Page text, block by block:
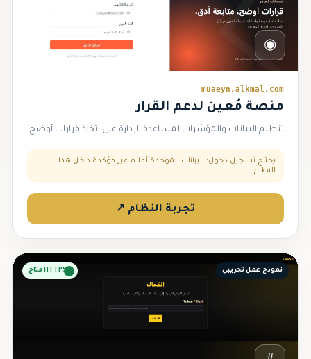
◉
muaeyn.alkmal.com
منصة مُعين لدعم القرار
تنظيم البيانات والمؤشرات لمساعدة الإدارة على اتخاذ قرارات أوضح.
يحتاج تسجيل دخول؛ البيانات الموحدة أعلاه غير مؤكدة داخل هذا
النظام.
تجربة النظام ↗
نموذج عمل تجريبي HTTPS متاح